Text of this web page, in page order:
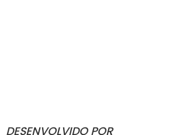
DESENVOLVIDO POR